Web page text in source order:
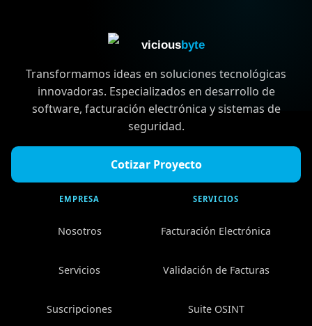
viciousbyte
Transformamos ideas en soluciones tecnológicas
innovadoras. Especializados en desarrollo de
software, facturación electrónica y sistemas de
seguridad.
Cotizar Proyecto
EMPRESA
Nosotros
Servicios
Suscripciones
SERVICIOS
Facturación Electrónica
Validación de Facturas
Suite OSINT